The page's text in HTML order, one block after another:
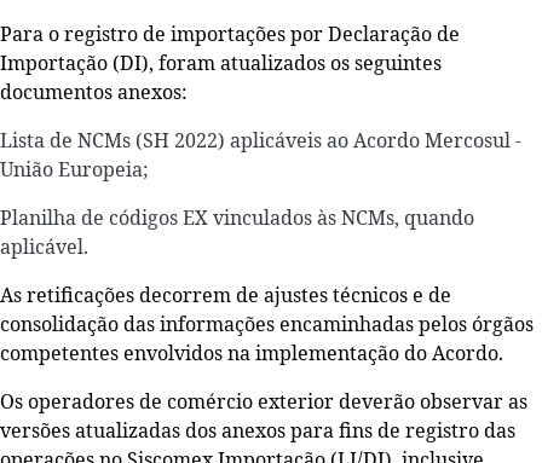
Para o registro de importações por Declaração de
Importação (DI), foram atualizados os seguintes
documentos anexos:
Lista de NCMs (SH 2022) aplicáveis ao Acordo Mercosul -
União Europeia;
Planilha de códigos EX vinculados às NCMs, quando
aplicável.
As retificações decorrem de ajustes técnicos e de
consolidação das informações encaminhadas pelos órgãos
competentes envolvidos na implementação do Acordo.
Os operadores de comércio exterior deverão observar as
versões atualizadas dos anexos para fins de registro das